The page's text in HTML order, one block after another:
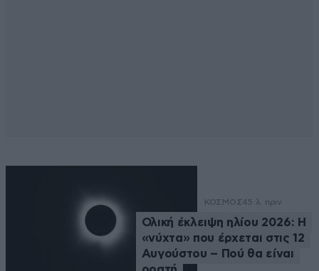
ΚΟΣΜΟΣ45 λ. πριν
Ολική έκλειψη ηλίου 2026: Η
«νύχτα» που έρχεται στις 12
Αυγούστου – Πού θα είναι